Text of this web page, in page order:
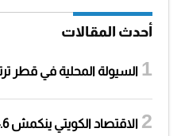
أحدث المقالات
السيولة المحلية في قطر ترتفع 9.86%